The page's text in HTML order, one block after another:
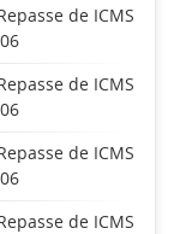
de ICMS
de ICMS
de ICMS
de ICMS